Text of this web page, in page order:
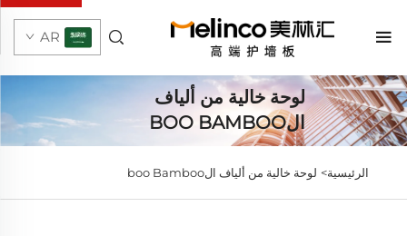
AR
لوحة خالية من ألياف
الBOO BAMBOO
الرئيسية> لوحة خالية من ألياف الboo Bamboo